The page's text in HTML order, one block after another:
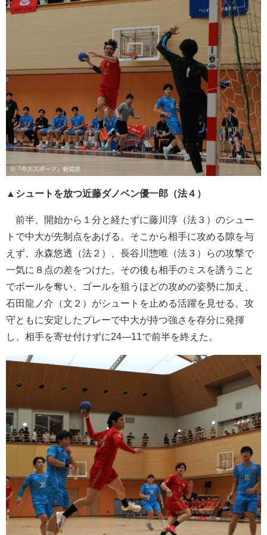
▲シュートを放つ近藤ダノベン優一郎（法４）
前半、開始から１分と経たずに藤川淳（法３）のシュー
トで中大が先制点をあげる。そこから相手に攻める隙を与
えず、永森悠透（法２）、長谷川惣唯（法３）らの攻撃で
一気に８点の差をつけた。その後も相手のミスを誘うこと
でボールを奪い、ゴールを狙うほどの攻めの姿勢に加え、
石田龍ノ介（文２）がシュートを止める活躍を見せる。 攻
守ともに安定したプレーで中大が持つ強さを存分に発揮
し、相手を寄せ付けずに24―11で前半を終えた。